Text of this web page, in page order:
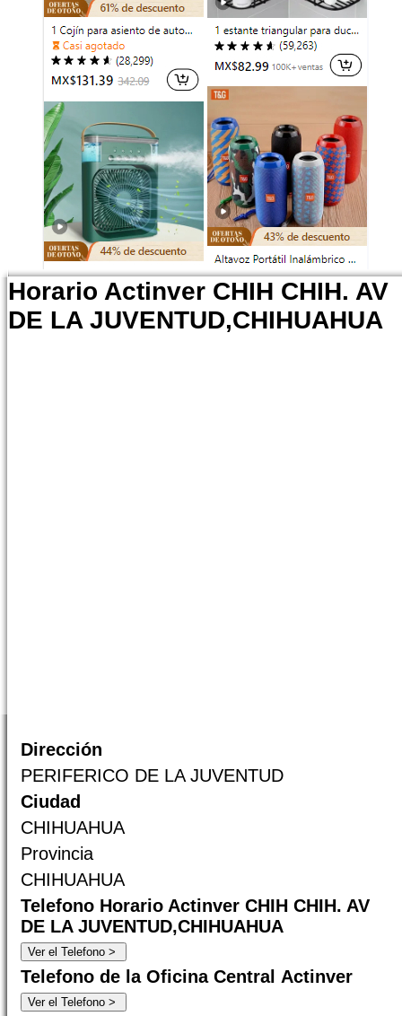
Horario Actinver CHIH CHIH. AV
DE LA JUVENTUD,CHIHUAHUA
Dirección
PERIFERICO DE LA JUVENTUD
Ciudad
CHIHUAHUA
Provincia
CHIHUAHUA
Telefono Horario Actinver CHIH CHIH. AV
DE LA JUVENTUD,CHIHUAHUA
Telefono de la Oficina Central Actinver